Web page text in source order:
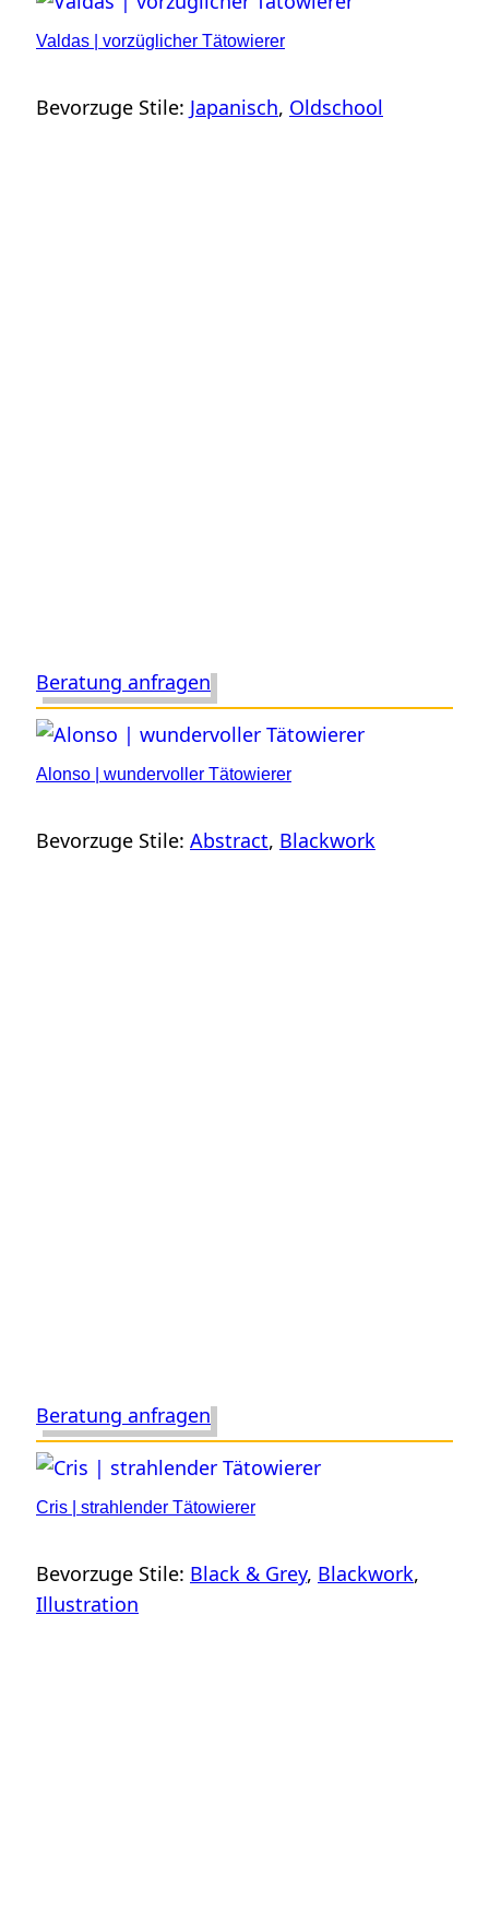
Valdas | vorzüglicher Tätowierer
Bevorzuge Stile: Japanisch, Oldschool
Beratung anfragen
Alonso | wundervoller Tätowierer
Bevorzuge Stile: Abstract, Blackwork
Beratung anfragen
Cris | strahlender Tätowierer
Bevorzuge Stile: Black & Grey, Blackwork
Illustration